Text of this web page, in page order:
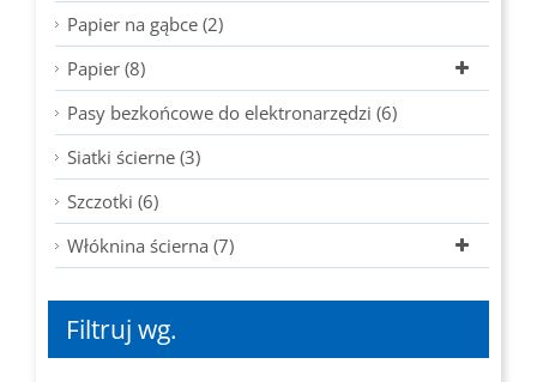
Papier na gąbce (2)
Papier (8)
Pasy bezkońcowe do elektronarzędzi (6)
Siatki ścierne (3)
Szczotki (6)
Włóknina ścierna (7)
Filtruj wg.